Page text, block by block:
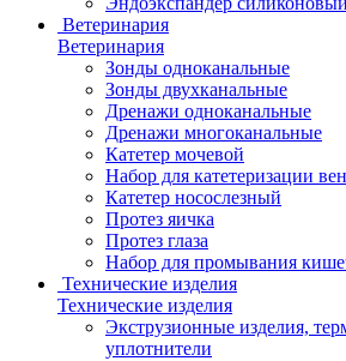
Ветеринария
Ветеринария
Зонды одноканальные
Зонды двухканальные
Дренажи одноканальные
Дренажи многоканальные
Катетер мочевой
Набор для катетеризации вен
Катетер носослезный
Протез яичка
Протез глаза
Набор для промывания
Технические изделия
Технические изделия
Экструзионные изделия,
уплотнители